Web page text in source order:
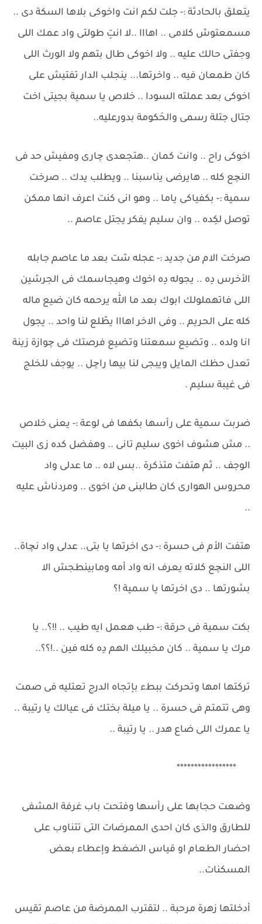
يتعلق بالحادثة :- جلت لكم انت واخوكى بلاها السكة دى ..
مسمعتوش كلامى .. اهااا ..لا انتِ طولتى واد عمك اللى
وجفتى حالك عليه .. ولا اخوكى طال بتهم ولا الورث اللى
كان طمعان فيه .. واخرتها... ينجلب الدار تفتيش على
اخوكى بعد عملته السودا .. خلاص يا سمية بجيتى اخت
جتال جتلة رسمى والحَكومة بدورعليه..
اخوكى راح .. وانت كمان ..هتجعدى چارى ومفيش حد فى
النچع كله .. هايرضى يناسبنا .. ويطلب يدك .. صرخت
سمية :- بكفياكى ياما .. وهو انى كنت اعرف انها ممكن
توصل لكِده .. وان سليم يفكر يجتل عاصم ..
صرخت الام من جديد :- عجله شت بعد ما عاصم جابله
الأخرس دِه .. يجوله دِه اخوك وهيجاسمك فى الجرشين
اللى فاتهملولك ابوك بعد ما الله يرحمه كان ضيع ماله
كله على الحريم .. وفى الاخر اهااا يطّلع لنا واحد .. يجول
انا ولده .. وتضيع سمعتنا وتضيع فرصتك فى چوازة زينة
تعدل حظك المايل ويبجى لنا بيها راچل .. يوجف للخلج
فى غيبة سليم .
ضربت سمية على رأسها بكفها فى لوعة :- يعنى خلاص
.. مش هشوف اخوى سليم تانى .. وهفضل كده زى البيت
الوجف .. ثم هتفت متذكرة ..بس لاه .. ما عدلى واد
محروس الهوارى كان طالبنى من اخوى .. ومردناش عليه
..
هتفت الأم فى حسرة :- دى اخرتها يا بتى.. عدلى واد نچاة..
اللى النچع كلاته يعرف انه واد أمه ومابينطجش الا
بشورتها .. دى اخرتها يا سمية !؟
بكت سمية فى حرقة :- طب هعمل ايه طيب .. !!؟.. يا
مرك يا سمية .. كان مخبيلك الهم دِه كله فين ..!؟؟..
تركتها امها وتحركت ببطء بإتجاه الدرج تعتليه فى صمت
وهى تتمتم فى حسرة .. يا ميلة بختك فى عيالك يا رتيبة ..
يا عمرك اللى ضاع هدر .. يا رتيبة ..
*****************
وضعت حجابها على رأسها وفتحت باب غرفة المشفى
للطارق والذى كان احدى الممرضات التى تتناوب على
احضار الطعام او قياس الضغط وإعطاء بعض
المسكنات..
أدخلتها زهرة مرحبة .. لتقترب الممرضة من عاصم تقيس